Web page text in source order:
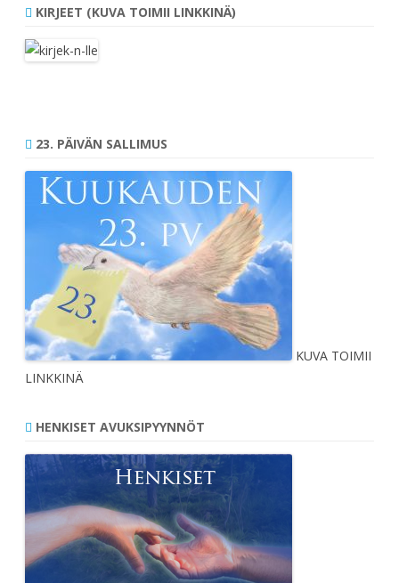
KIRJEET (KUVA TOIMII LINKKINÄ)
23. PÄIVÄN SALLIMUS
KUVA TOIMII
LINKKINÄ
HENKISET AVUKSIPYYNNÖT